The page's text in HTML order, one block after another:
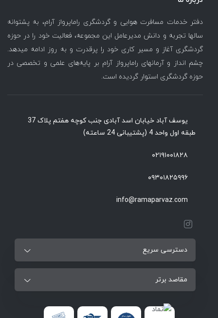
دفتر خدمات مسافرت هوایی و گردشگری راماپرواز آرام، به پشتوانه
سالها تجربه و دانش مدیرعامل این مجموعه، فعالیت خود را در حوزه
گردشگری آغاز و مسیر کاری خود را پرقدرت و به روز ادامه میدهد.
چشم انداز و آرمانهای راماپرواز آرام بر پایه‌های علمی و تخصصی در
حوزه گردشگری استوار گردیده است.
یوسف آباد خیابان اسد آبادی جنب کوچه هفتم پلاک 37
طبقه اول واحد 4 (پشتیبانی 24 ساعته)
۰۲۱۹۱۰۰۱۸۲۸
۰۹۳۰۱۸۲۵۹۹۶
info@ramaparvaz.com
دسترسی سریع
مقاصد برتر